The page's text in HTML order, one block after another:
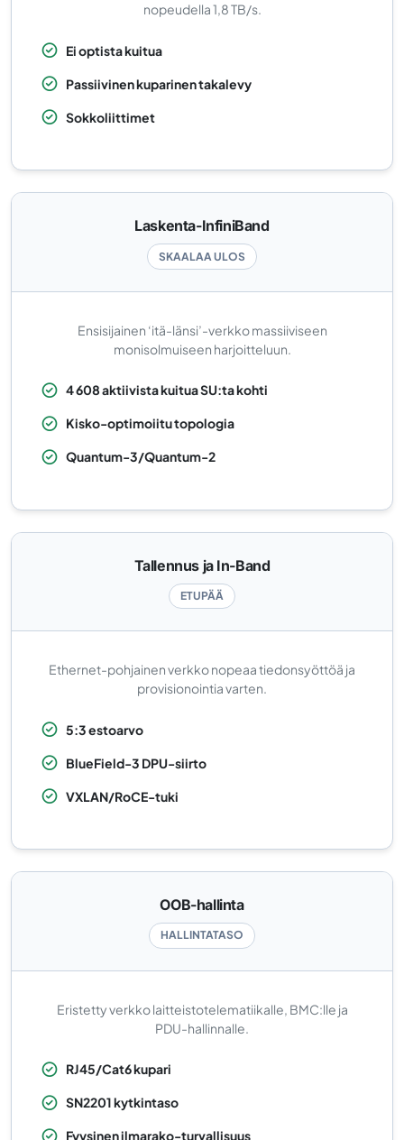
nopeudella 1,8 TB/s.
Ei optista kuitua
Passiivinen kuparinen takalevy
Sokkoliittimet
Laskenta-InfiniBand
SKAALAA ULOS
Ensisijainen ‘itä-länsi’-verkko massiiviseen
monisolmuiseen harjoitteluun.
4 608 aktiivista kuitua SU:ta kohti
Kisko-optimoiitu topologia
Quantum-3/Quantum-2
Tallennus ja In-Band
ETUPÄÄ
Ethernet-pohjainen verkko nopeaa tiedonsyöttöä ja
provisionointia varten.
5:3 estoarvo
BlueField-3 DPU-siirto
VXLAN/RoCE-tuki
OOB-hallinta
HALLINTATASO
Eristetty verkko laitteistotelematiikalle, BMC:lle ja
PDU-hallinnalle.
RJ45/Cat6 kupari
SN2201 kytkintaso
Fyysinen ilmarako-turvallisuus